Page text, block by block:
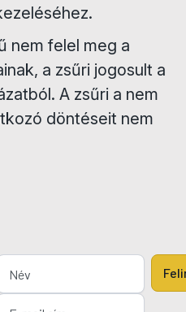
nem felel meg a
a zsűri jogosult a
A zsűri a nem
döntéseit nem